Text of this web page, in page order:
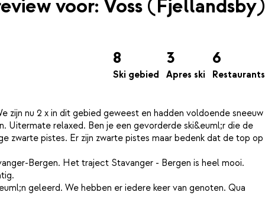
voor: Voss (Fjellandsby)
8
Ski gebied
3
Apres ski
6
Restaurants
zijn nu 2 x in dit gebied geweest en hadden voldoende sneeuw
Uitermate relaxed. Ben je een gevorderde ski&euml;r die de
zwarte pistes. Er zijn zwarte pistes maar bedenk dat de top op
Bergen. Het traject Stavanger - Bergen is heel mooi.
geleerd. We hebben er iedere keer van genoten. Qua